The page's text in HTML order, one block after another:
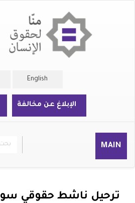
English
الإبلاغ عن مخالفة
MAIN
ترحيل ناشط حقوقي